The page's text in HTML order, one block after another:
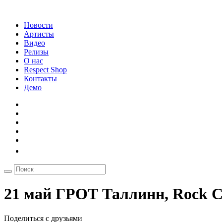
Новости
Артисты
Видео
Релизы
О нас
Respect Shop
Контакты
Демо
21 май ГРОТ Таллинн, Rock
Поделиться с друзьями